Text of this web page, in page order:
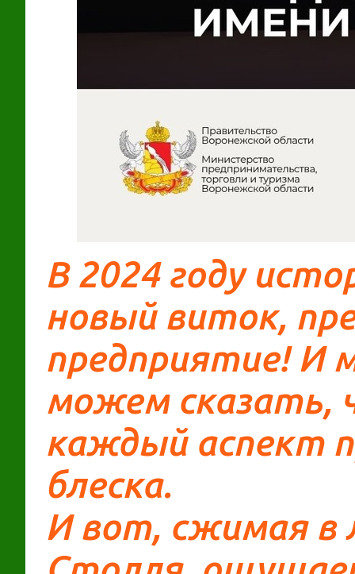
В 2024 году
новый виток,
предприятие! И
можем сказать,
каждый аспект
блеска.
И вот, сжимая в